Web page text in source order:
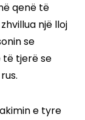
qenë të
një lloj
se
të tjerë se
e tyre